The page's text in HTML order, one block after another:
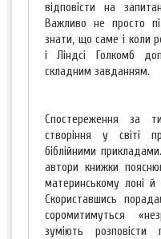
відповісти на
Важливо не просто
знати, що саме і коли
і Ліндсі Голкомб
складним завданням.
Спостереження за
створіння у світі
біблійними
автори книжки
материнському лоні
Скориставшись
соромитимуться
зуміють